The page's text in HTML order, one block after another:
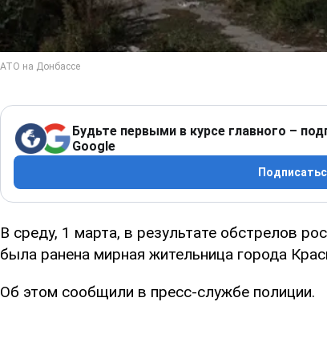
Будьте первыми в курсе главного –
Google
В среду, 1 марта, в результате обстрелов
была ранена мирная жительница города
Об этом сообщили в пресс-службе полиции.